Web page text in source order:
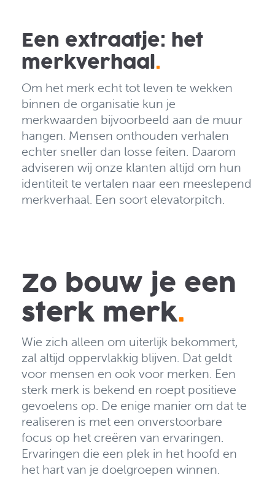
Een extraatje: het
merkverhaal.
Om het merk echt tot leven te wekken
binnen de organisatie kun je
merkwaarden bijvoorbeeld aan de muur
hangen. Mensen onthouden verhalen
echter sneller dan losse feiten. Daarom
adviseren wij onze klanten altijd om hun
identiteit te vertalen naar een meeslepend
merkverhaal. Een soort elevatorpitch.
Zo bouw je een
sterk merk.
Wie zich alleen om uiterlijk bekommert,
zal altijd oppervlakkig blijven. Dat geldt
voor mensen en ook voor merken. Een
sterk merk is bekend en roept positieve
gevoelens op. De enige manier om dat te
realiseren is met een onverstoorbare
focus op het creëren van ervaringen.
Ervaringen die een plek in het hoofd en
het hart van je doelgroepen winnen.